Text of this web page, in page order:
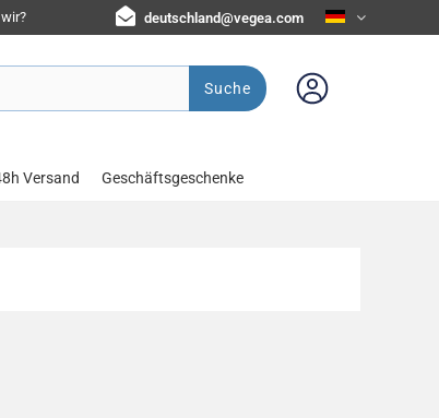
deutschland@vegea.com
Suche
Versand Geschäftsgeschenke